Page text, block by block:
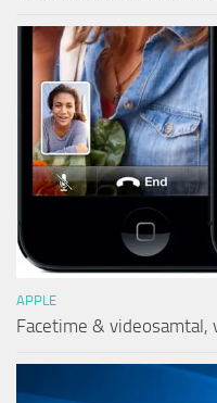
APPLE
Facetime & videosamtal,